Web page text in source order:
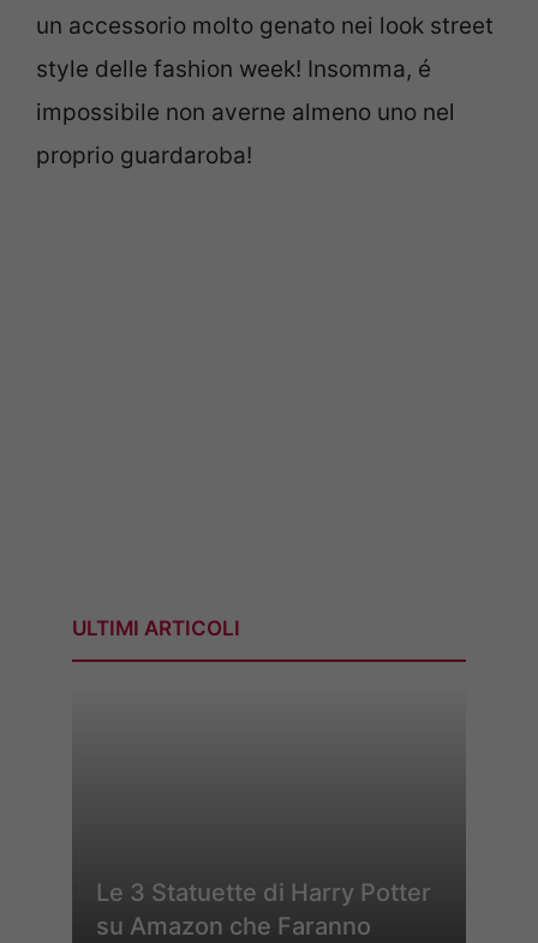
un accessorio molto genato nei look street
style delle fashion week! Insomma, é
impossibile non averne almeno uno nel
proprio guardaroba!
ULTIMI ARTICOLI
Le 3 Statuette di Harry Potter
su Amazon che Faranno